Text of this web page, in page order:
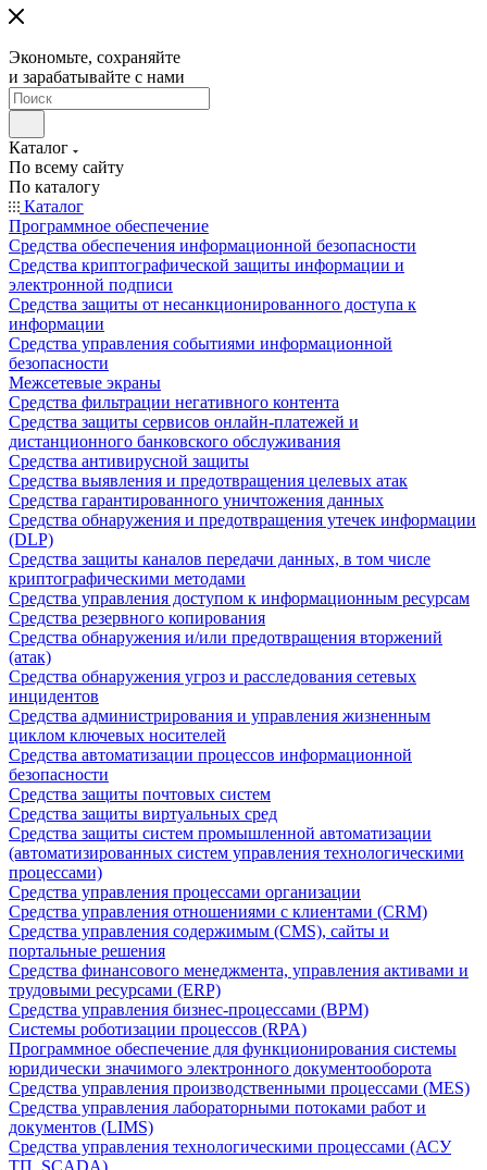
Экономьте, сохраняйте
и зарабатывайте с нами
Каталог
По всему сайту
По каталогу
Каталог
Программное обеспечение
Средства обеспечения информационной безопасности
Средства криптографической защиты информации и
электронной подписи
Средства защиты от несанкционированного доступа к
информации
Средства управления событиями информационной
безопасности
Межсетевые экраны
Средства фильтрации негативного контента
Средства защиты сервисов онлайн-платежей и
дистанционного банковского обслуживания
Средства антивирусной защиты
Средства выявления и предотвращения целевых атак
Средства гарантированного уничтожения данных
Средства обнаружения и предотвращения утечек информации
(DLP)
Средства защиты каналов передачи данных, в том числе
криптографическими методами
Средства управления доступом к информационным ресурсам
Средства резервного копирования
Средства обнаружения и/или предотвращения вторжений
(атак)
Средства обнаружения угроз и расследования сетевых
инцидентов
Средства администрирования и управления жизненным
циклом ключевых носителей
Средства автоматизации процессов информационной
безопасности
Средства защиты почтовых систем
Средства защиты виртуальных сред
Средства защиты систем промышленной автоматизации
(автоматизированных систем управления технологическими
процессами)
Средства управления процессами организации
Средства управления отношениями с клиентами (CRM)
Средства управления содержимым (CMS), сайты и
портальные решения
Средства финансового менеджмента, управления активами и
трудовыми ресурсами (ERP)
Средства управления бизнес-процессами (BPM)
Системы роботизации процессов (RPA)
Программное обеспечение для функционирования системы
юридически значимого электронного документооборота
Средства управления производственными процессами (MES)
Средства управления лабораторными потоками работ и
документов (LIMS)
Средства управления технологическими процессами (АСУ
ТП, SCADA)